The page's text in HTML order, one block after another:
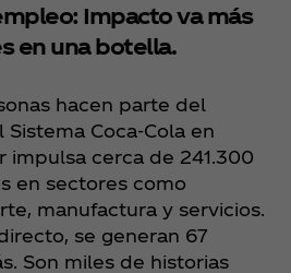
Impacto va más
en una botella.
hacen parte del
Coca‑Cola en
impulsa cerca de 241.300
en sectores como
manufactura y servicios.
se generan 67
Son miles de historias